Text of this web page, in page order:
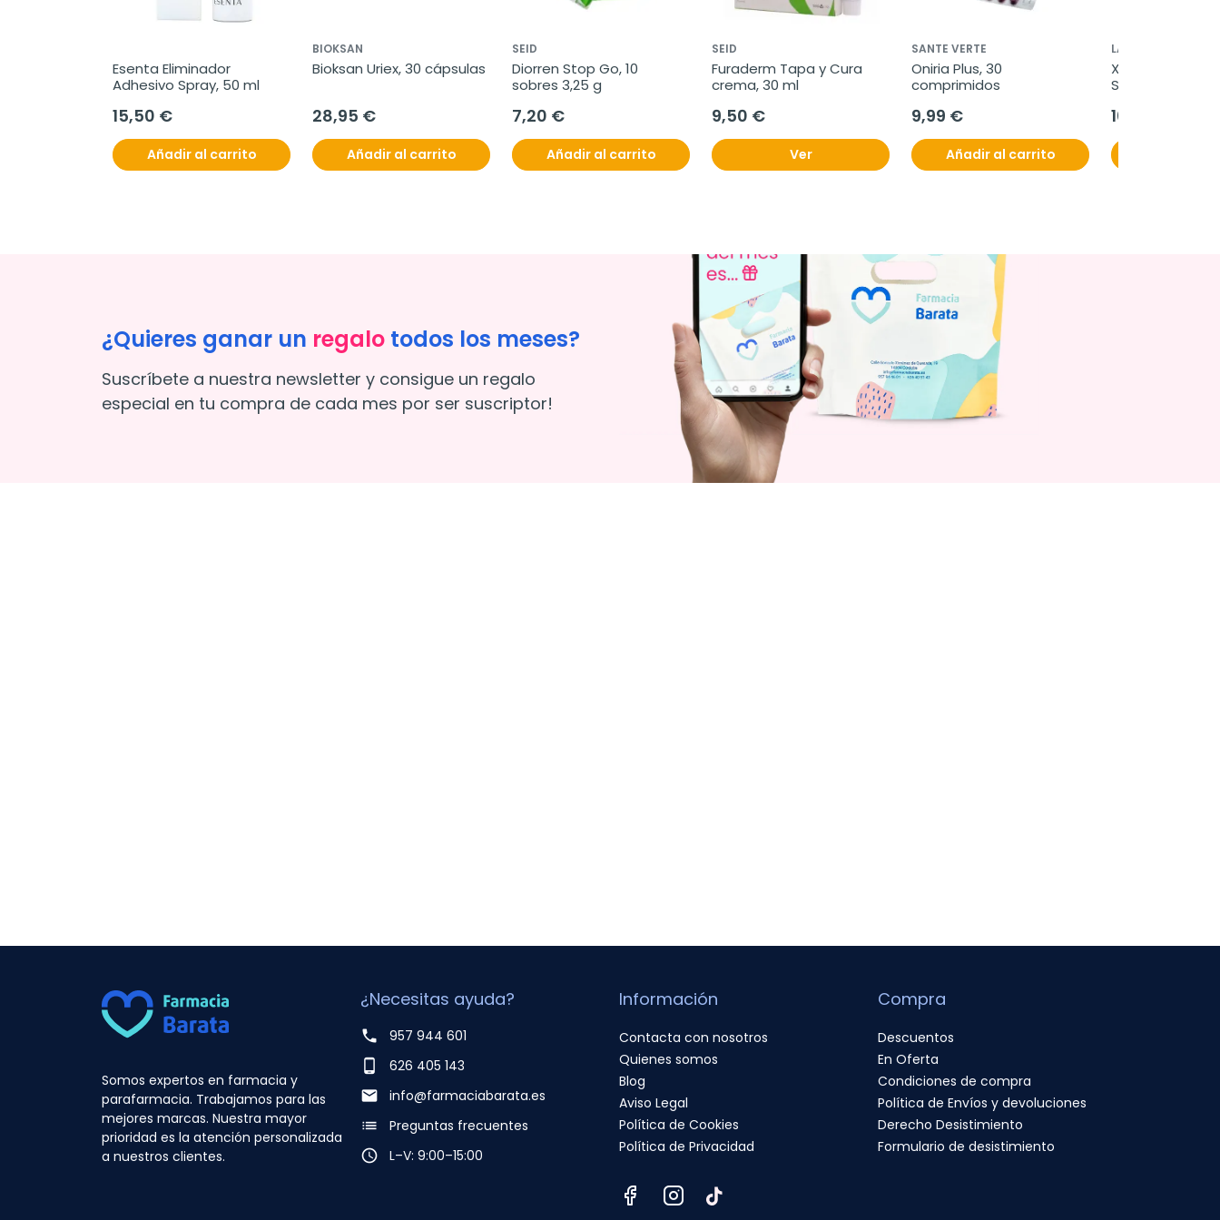
Esenta Eliminador
Adhesivo Spray, 50 ml
15,50 €
Añadir al carrito
BIOKSAN
Bioksan Uriex, 30 cápsulas
28,95 €
Añadir al carrito
SEID
Diorren Stop Go, 10
sobres 3,25 g
7,20 €
Añadir al carrito
SEID
Furaderm Tapa y Cura
crema, 30 ml
9,50 €
Ver
SANTE VERTE
Oniria Plus, 30
comprimidos
9,99 €
Añadir al carrito
LACER
Xerolacer Boca
Sabor Cítrico
10,95 €
¿Quieres ganar un regalo todos los meses?
Suscríbete a nuestra newsletter y consigue un regalo
especial en tu compra de cada mes por ser suscriptor!
Somos expertos en farmacia y
parafarmacia. Trabajamos para las
mejores marcas. Nuestra mayor
prioridad es la atención personalizada
a nuestros clientes.
¿Necesitas ayuda?
phone
957 944 601
phone_android
626 405 143
email
info@farmaciabarata.es
list
Preguntas frecuentes
access_time
L–V: 9:00–15:00
Información
Contacta con nosotros
Quienes somos
Blog
Aviso Legal
Política de Cookies
Política de Privacidad
Compra
Descuentos
En Oferta
Condiciones de compra
Política de Envíos y devoluciones
Derecho Desistimiento
Formulario de desistimiento